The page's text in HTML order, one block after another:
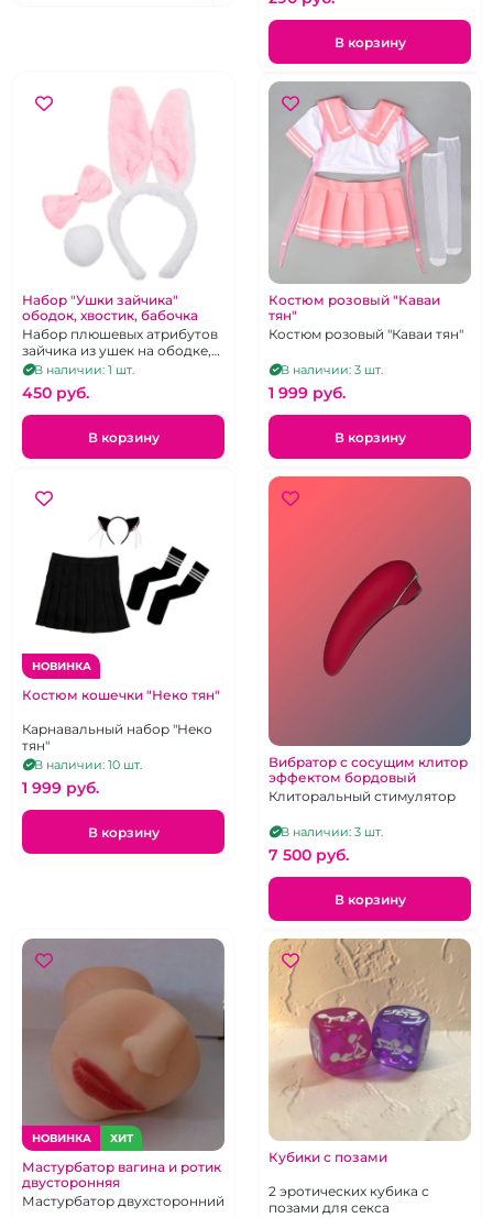
В корзину
Набор "Ушки зайчика"
ободок, хвостик, бабочка
Набор плюшевых атрибутов
зайчика из ушек на ободке,
хвостика и галстука-
бабочки, унисекс
В наличии: 1 шт.
450 pуб.
В корзину
Костюм розовый "Каваи
тян"
Костюм розовый "Каваи тян"
В наличии: 3 шт.
1 999 pуб.
В корзину
НОВИНКА
Костюм кошечки "Неко тян"
Карнавальный набор "Неко
тян"
В наличии: 10 шт.
1 999 pуб.
В корзину
Вибратор с сосущим клитор
эффектом бордовый
Клиторальный стимулятор
В наличии: 3 шт.
7 500 pуб.
В корзину
НОВИНКА ХИТ
Мастурбатор вагина и ротик
двусторонняя
Мастурбатор двухсторонний
Кубики с позами
2 эротических кубика с
позами для секса